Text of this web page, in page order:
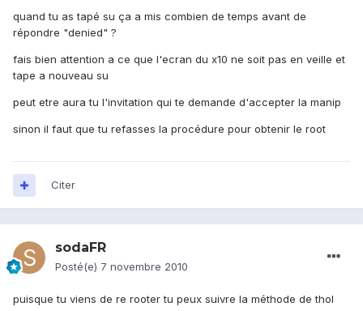
quand tu as tapé su ça a mis combien de temps avant de
répondre "denied" ?
fais bien attention a ce que l'ecran du x10 ne soit pas en veille et
tape a nouveau su
peut etre aura tu l'invitation qui te demande d'accepter la manip
sinon il faut que tu refasses la procédure pour obtenir le root
Citer
sodaFR
Posté(e) 7 novembre 2010
puisque tu viens de re rooter tu peux suivre la méthode de thol